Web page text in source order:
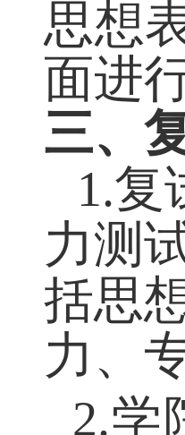
参阅
思想
面进
三、
1.复
力测
括思
力、